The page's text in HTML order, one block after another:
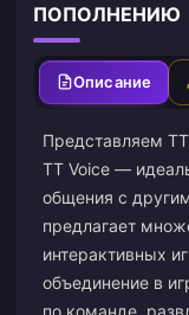
ПОПОЛНЕНИЮ
Описание
Представляем
TT Voice —
общения с
предлагает
интерактивных
объединение в
по команде,